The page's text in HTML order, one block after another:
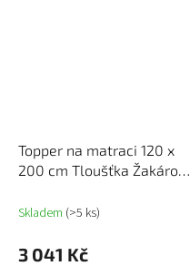
Topper na matraci 120 x
200 cm Tloušťka Žakárová
Skladem (>5 ks)
3 041 Kč